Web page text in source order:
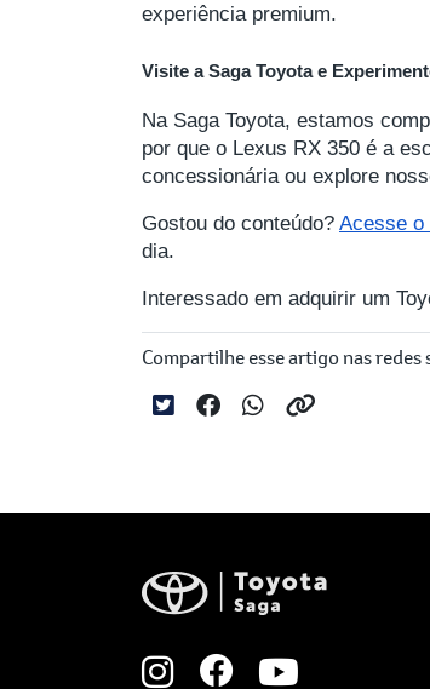
experiência premium.
Visite a Saga Toyota e
Na Saga Toyota, estamos
por que o Lexus RX 350 é a
concessionária ou explore
Gostou do conteúdo? Acesse o
dia.
Interessado em adquirir um
Compartilhe esse artigo nas redes